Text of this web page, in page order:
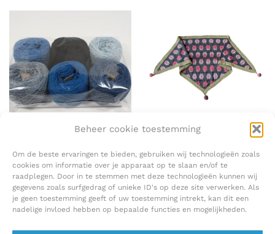
Beheer cookie toestemming
Om de beste ervaringen te bieden, gebruiken wij technologieën zoals
cookies om informatie over je apparaat op te slaan en/of te
raadplegen. Door in te stemmen met deze technologieën kunnen wij
gegevens zoals surfgedrag of unieke ID's op deze site verwerken. Als
je geen toestemming geeft of uw toestemming intrekt, kan dit een
nadelige invloed hebben op bepaalde functies en mogelijkheden.
GAREN
€24,00
PAKKETTEN
Christel Seyfarth – CALEDONIA
€179,00